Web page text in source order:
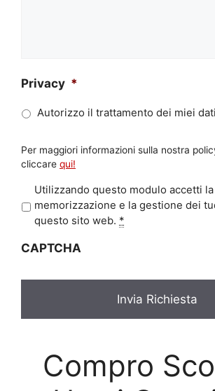
Privacy *
Autorizzo il trattamento dei miei
Per maggiori informazioni sulla nostra
cliccare qui!
r
a
y
Utilizzando questo modulo accetti la
memorizzazione e la gestione dei
questo sito web. *
CAPTCHA
Compro